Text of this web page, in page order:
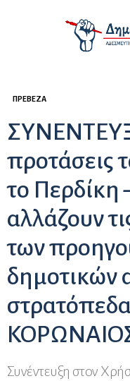
ΠΡΈΒΕΖΑ
προτάσεις
το Περδίκη
αλλάζουν
των
δημοτικών
Συνέντευξη στον